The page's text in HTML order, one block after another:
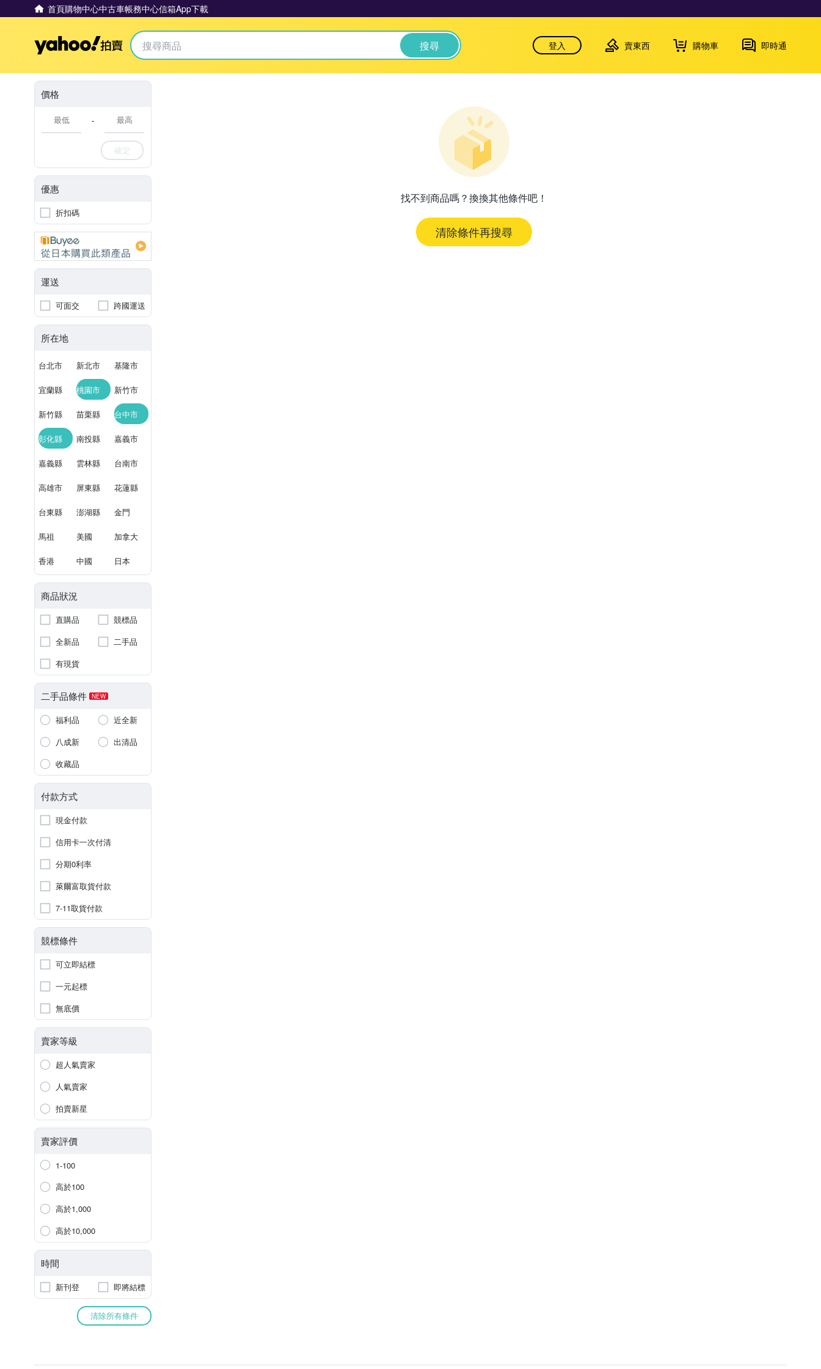
首頁購物中心中古車帳務中心信箱App下載
Yahoo拍賣 搜尋 登入 賣東西 購物車 即時通
價格
-
確定
優惠
折扣碼
運送
可面交 跨國運送
所在地
台北市 新北市 基隆市
宜蘭縣 桃園市 新竹市
新竹縣 苗栗縣 台中市
彰化縣 南投縣 嘉義市
嘉義縣 雲林縣 台南市
高雄市 屏東縣 花蓮縣
台東縣 澎湖縣 金門
馬祖 美國 加拿大
香港 中國 日本
商品狀況
直購品
競標品
全新品
二手品
有現貨
二手品條件 NEW
福利品
近全新
八成新
出清品
收藏品
付款方式
現金付款
信用卡一次付清
分期0利率
萊爾富取貨付款
7-11取貨付款
競標條件
可立即結標
一元起標
無底價
賣家等級
超人氣賣家
人氣賣家
拍賣新星
賣家評價
1-100
高於100
高於1,000
高於10,000
時間
新刊登 即將結標
清除所有條件
找不到商品嗎？換換其他條件吧！
清除條件再搜尋